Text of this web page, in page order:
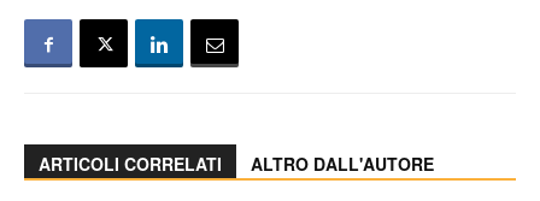
ARTICOLI CORRELATI ALTRO DALL'AUTORE